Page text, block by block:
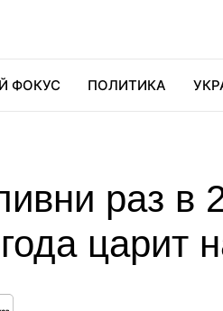
ФОКУС ПОЛИТИКА
раз в
царит